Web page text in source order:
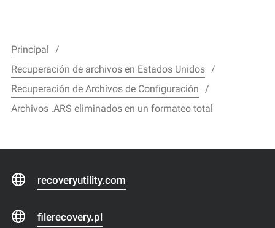
Principal
Recuperación de archivos en Estados Unidos
Recuperación de Archivos de Configuración
Archivos .ARS eliminados en un formateo total
recoveryutility.com
filerecovery.pl